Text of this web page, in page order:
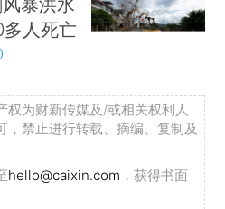
人死亡
权为财新传媒及/或相关权利人
，禁止进行转载、摘编、复制及
hello@caixin.com ，获得书面